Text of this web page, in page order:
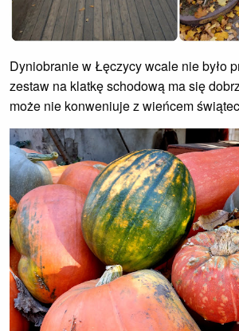
Dyniobranie w Łęczycy wcale nie było
zestaw na klatkę schodową ma się
może nie konweniuje z wieńcem